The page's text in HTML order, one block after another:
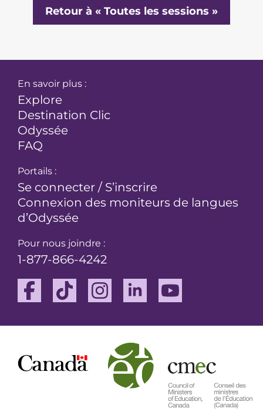
Retour à « Toutes les sessions »
En savoir plus :
Explore
Destination Clic
Odyssée
FAQ
Portails :
Se connecter / S’inscrire
Connexion des moniteurs de langues
d’Odyssée
Pour nous joindre :
1-877-866-4242
Facebook
TikTok InstagramLinkedinYoutube